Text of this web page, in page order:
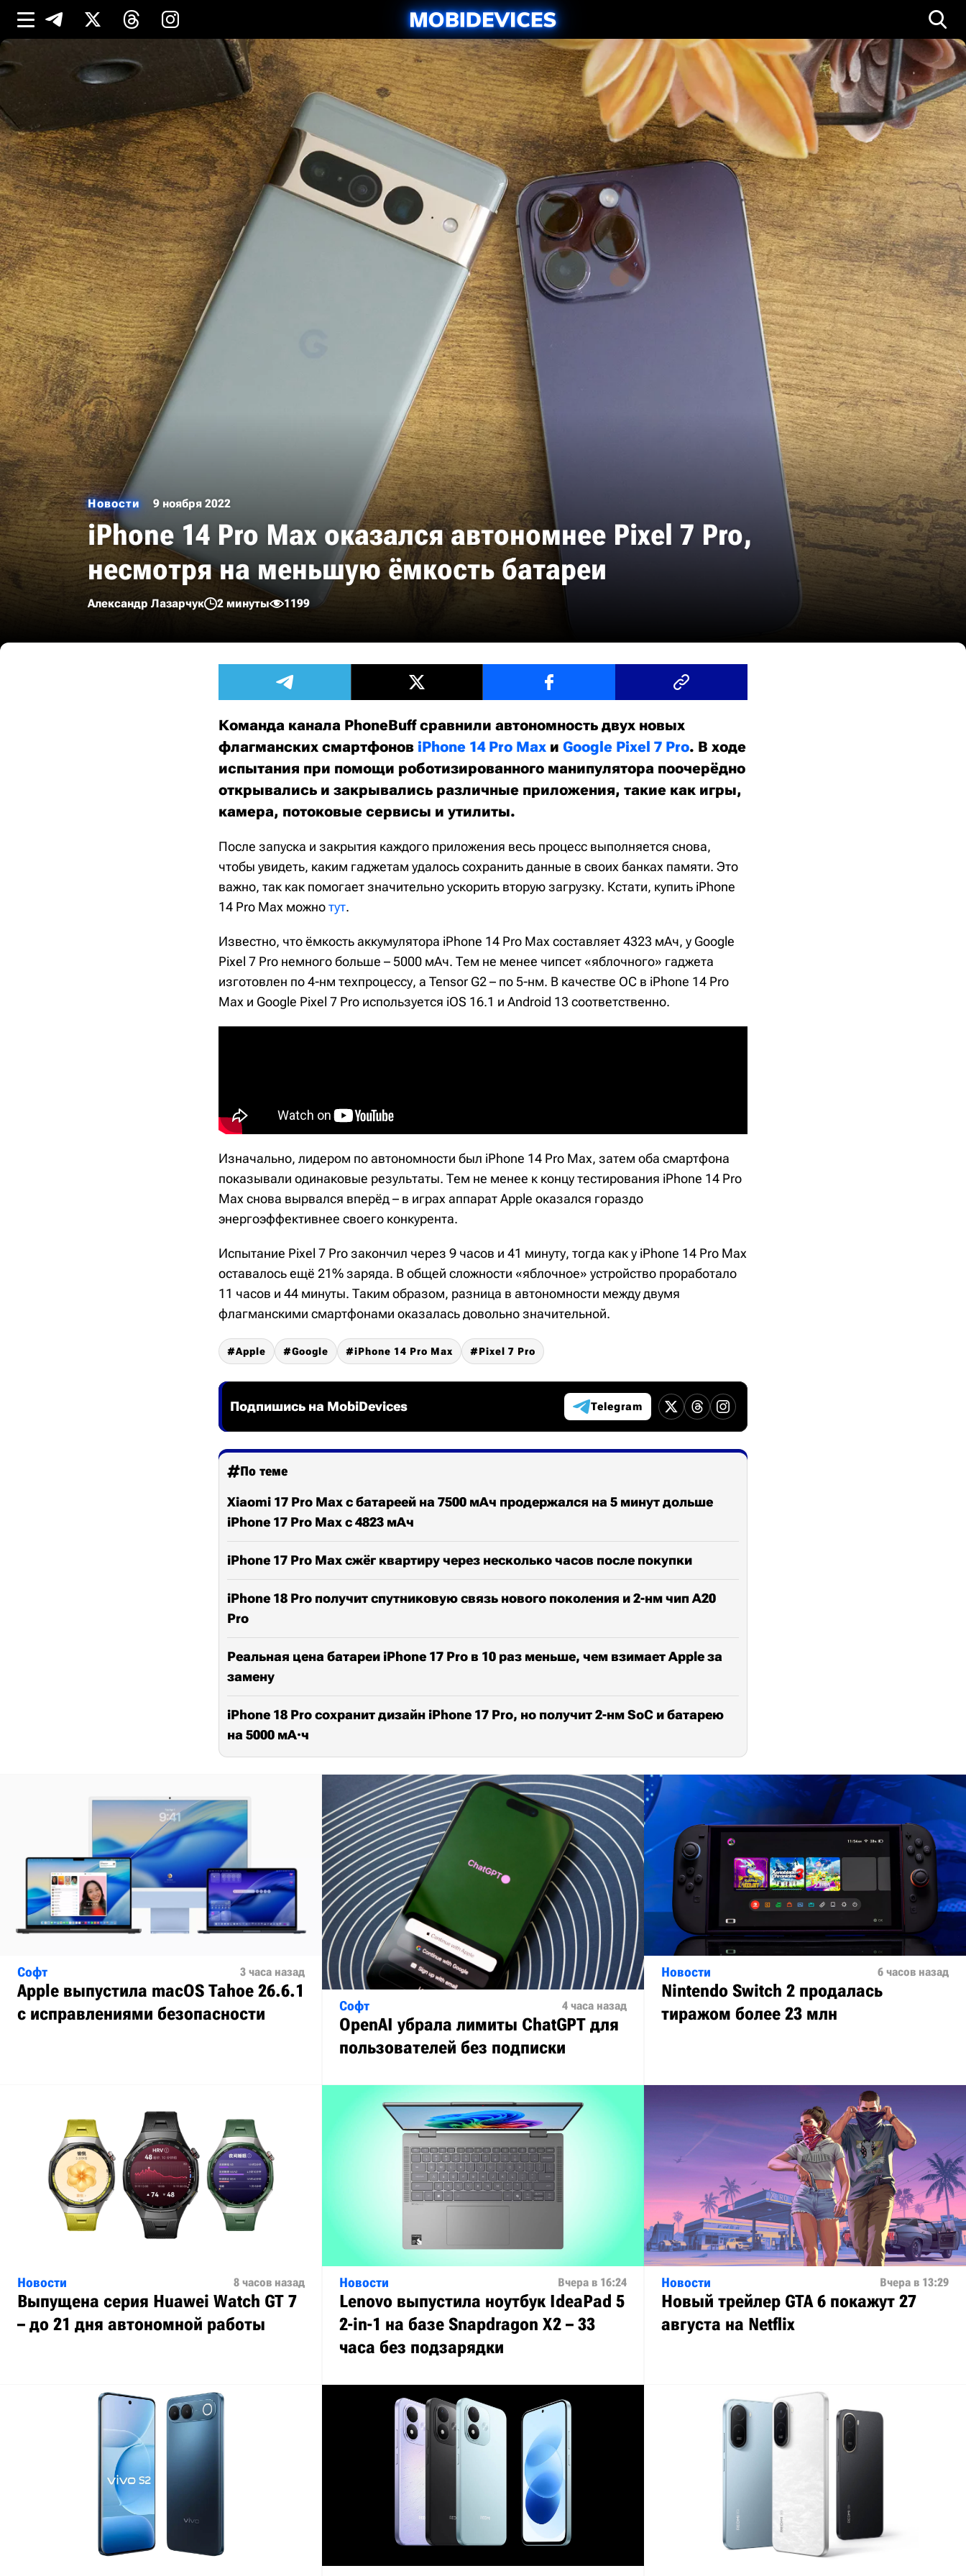
Новости 9 ноября 2022
iPhone 14 Pro Max оказался автономнее Pixel 7 Pro,
несмотря на меньшую ёмкость батареи
Александр Лазарчук 2 минуты 1199
Команда канала PhoneBuff сравнили автономность двух новых
флагманских смартфонов iPhone 14 Pro Max и Google Pixel 7 Pro. В ходе
испытания при помощи роботизированного манипулятора поочерёдно
открывались и закрывались различные приложения, такие как игры,
камера, потоковые сервисы и утилиты.
После запуска и закрытия каждого приложения весь процесс выполняется снова,
чтобы увидеть, каким гаджетам удалось сохранить данные в своих банках памяти. Это
важно, так как помогает значительно ускорить вторую загрузку. Кстати, купить iPhone
14 Pro Max можнотут.
Известно, что ёмкость аккумулятора iPhone 14 Pro Max составляет 4323 мАч, у Google
Pixel 7 Pro немного больше – 5000 мАч. Тем не менее чипсет «яблочного» гаджета
изготовлен по 4-нм техпроцессу, а Tensor G2 – по 5-нм. В качестве ОС в iPhone 14 Pro
Max и Google Pixel 7 Pro используется iOS 16.1 и Android 13 соответственно.
Изначально, лидером по автономности был iPhone 14 Pro Max, затем оба смартфона
показывали одинаковые результаты. Тем не менее к концу тестирования iPhone 14 Pro
Max снова вырвался вперёд – в играх аппарат Apple оказался гораздо
энергоэффективнее своего конкурента.
Испытание Pixel 7 Pro закончил через 9 часов и 41 минуту, тогда как у iPhone 14 Pro Max
оставалось ещё 21% заряда. В общей сложности «яблочное» устройство проработало
11 часов и 44 минуты. Таким образом, разница в автономности между двумя
флагманскими смартфонами оказалась довольно значительной.
Apple Google iPhone 14 Pro Max Pixel 7 Pro
Подпишись на MobiDevices Telegram
По теме
Xiaomi 17 Pro Max с батареей на 7500 мАч продержался на 5 минут дольше
iPhone 17 Pro Max с 4823 мАч
iPhone 17 Pro Max сжёг квартиру через несколько часов после покупки
iPhone 18 Pro получит спутниковую связь нового поколения и 2-нм чип A20
Pro
Реальная цена батареи iPhone 17 Pro в 10 раз меньше, чем взимает Apple за
замену
iPhone 18 Pro сохранит дизайн iPhone 17 Pro, но получит 2-нм SoC и батарею
на 5000 мА·ч
Софт 3 часа назад
Apple выпустила macOS Tahoe 26.6.1
с исправлениями безопасности
Софт 4 часа назад
OpenAI убрала лимиты ChatGPT для
пользователей без подписки
Новости 6 часов назад
Nintendo Switch 2 продалась
тиражом более 23 млн
Новости 8 часов назад
Выпущена серия Huawei Watch GT 7
– до 21 дня автономной работы
Новости Вчера в 16:24
Lenovo выпустила ноутбук IdeaPad 5
2-in-1 на базе Snapdragon X2 – 33
часа без подзарядки
Новости Вчера в 13:29
Новый трейлер GTA 6 покажут 27
августа на Netflix